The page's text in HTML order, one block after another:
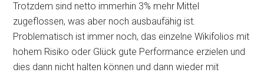
Trotzdem sind netto immerhin 3% mehr Mittel
zugeflossen, was aber noch ausbaufähig ist.
Problematisch ist immer noch, das einzelne Wikifolios mit
hohem Risiko oder Glück gute Performance erzielen und
dies dann nicht halten können und dann wieder mit